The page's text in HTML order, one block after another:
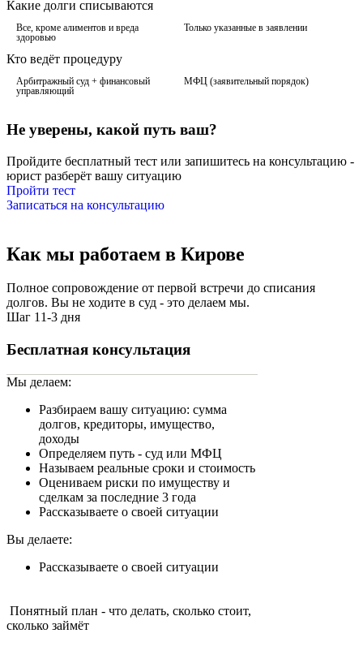
Какие долги списываются
Все, кроме алиментов и вреда
здоровью
Только указанные в заявлении
Кто ведёт процедуру
Арбитражный суд + финансовый
управляющий
МФЦ (заявительный порядок)
Не уверены, какой путь ваш?
Пройдите бесплатный тест или запишитесь на консультацию -
юрист разберёт вашу ситуацию
Пройти тест
Записаться на консультацию
Как мы работаем в Кирове
Полное сопровождение от первой встречи до списания
долгов. Вы не ходите в суд - это делаем мы.
Шаг 11-3 дня
Бесплатная консультация
Мы делаем:
Разбираем вашу ситуацию: сумма
долгов, кредиторы, имущество,
доходы
Определяем путь - суд или МФЦ
Называем реальные сроки и стоимость
Оцениваем риски по имуществу и
сделкам за последние 3 года
Рассказываете о своей ситуации
Вы делаете:
Рассказываете о своей ситуации
Понятный план - что делать, сколько стоит,
сколько займёт